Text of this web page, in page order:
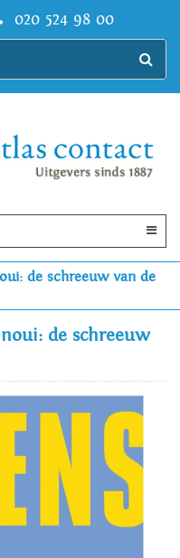
020 524 98 00
de schreeuw van de
de schreeuw